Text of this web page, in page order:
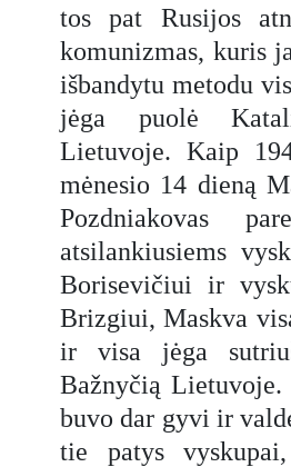
tos pat Rusijos
komunizmas, kuris
išbandytu metodu
jėga puolė
Lietuvoje. Kaip
mėnesio 14 dieną
Pozdniakovas
atsilankiusiems
Borisevičiui ir
Brizgiui, Maskva
ir visa jėga
Bažnyčią Lietuvoje.
buvo dar gyvi ir
tie patys